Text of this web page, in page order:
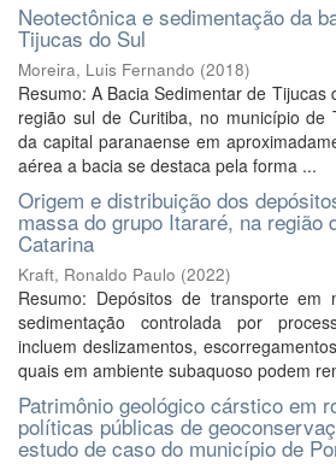
Neotectônica e sedimentação da
Tijucas do Sul
Moreira, Luis Fernando (2018)
Resumo: A Bacia Sedimentar de Tijucas
região sul de Curitiba, no município de
da capital paranaense em
aérea a bacia se destaca pela forma ...
Origem e distribuição dos
massa do grupo Itararé, na região
Catarina
Kraft, Ronaldo Paulo (2022)
Resumo: Depósitos de transporte em
sedimentação controlada por
incluem deslizamentos,
quais em ambiente subaquoso podem
Patrimônio geológico cárstico em
políticas públicas de
estudo de caso do município de